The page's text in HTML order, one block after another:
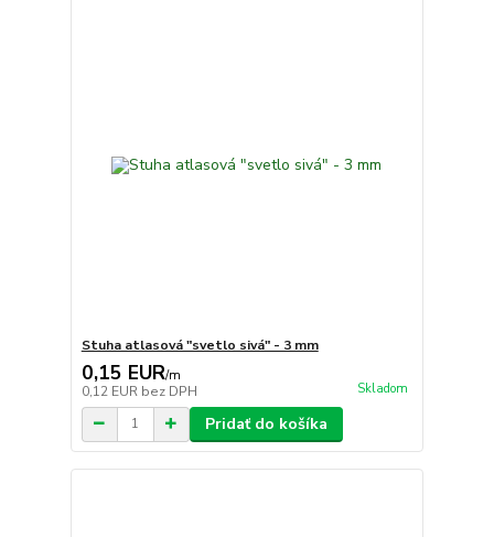
Stuha atlasová "svetlo sivá" - 3 mm
0,15 EUR/m
0,12 EUR bez DPH Skladom
Pridať do košíka